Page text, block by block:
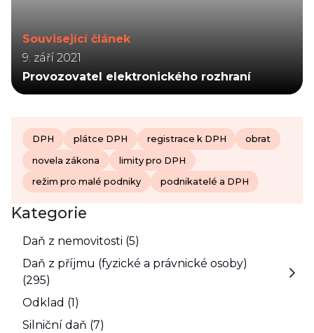
Související článek
9. září 2021
Provozovatel elektronického rozhraní
DPH plátce DPH registrace k DPH obrat
novela zákona limity pro DPH
režim pro malé podniky podnikatelé a DPH
Kategorie
Daň z nemovitosti (5)
Daň z příjmu (fyzické a právnické osoby)
(295)
Odklad (1)
Silniční daň (7)